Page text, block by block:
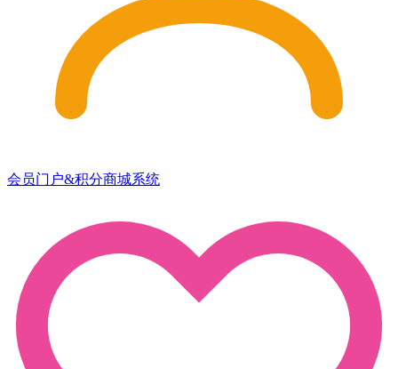
会员门户&积分商城系统